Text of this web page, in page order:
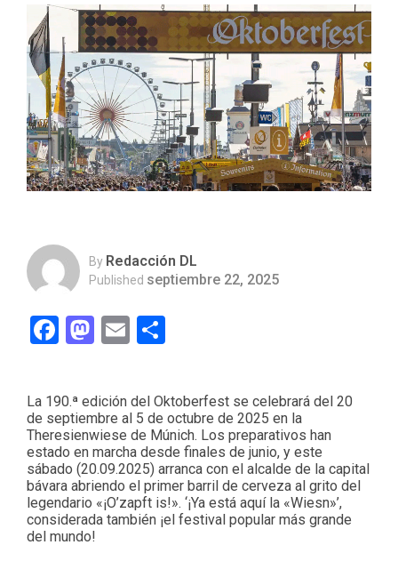
By Redacción DL
Published septiembre 22, 2025
Facebook
Mastodon
Email
La 190.ª edición del Oktoberfest se celebrará del 20
de septiembre al 5 de octubre de 2025 en la
Theresienwiese de Múnich. Los preparativos han
estado en marcha desde finales de junio, y este
sábado (20.09.2025) arranca con el alcalde de la capital
bávara abriendo el primer barril de cerveza al grito del
legendario «¡O’zapft is!». ‘¡Ya está aquí la «Wiesn»’,
considerada también ¡el festival popular más grande
del mundo!